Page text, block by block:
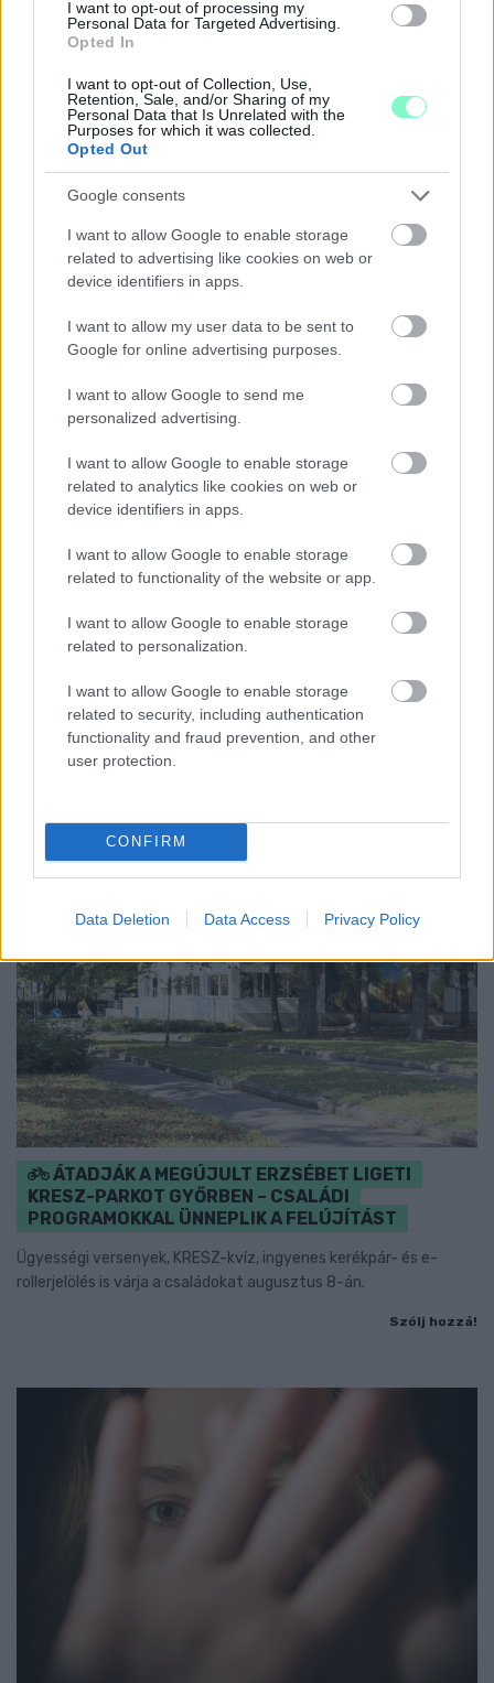
I want to opt-out of processing my
Personal Data for Targeted Advertising.
Opted In
I want to opt-out of Collection, Use,
Retention, Sale, and/or Sharing of my
Personal Data that Is Unrelated with the
Purposes for which it was collected.
Opted Out
Google consents
I want to allow Google to enable storage
related to advertising like cookies on web or
device identifiers in apps.
I want to allow my user data to be sent to
Google for online advertising purposes.
I want to allow Google to send me
personalized advertising.
I want to allow Google to enable storage
related to analytics like cookies on web or
device identifiers in apps.
I want to allow Google to enable storage
related to functionality of the website or app.
I want to allow Google to enable storage
related to personalization.
I want to allow Google to enable storage
related to security, including authentication
functionality and fraud prevention, and other
user protection.
CONFIRM
Data Deletion Data Access Privacy Policy
PERL, VÁRADI ÉS TANOH DEZ IS OTT VAN A FÉRFI
KOSÁRLABDA-VÁLOGATOTT SZŰKÍTETT
KERETÉBEN
Szólj hozzá!
BERUHÁZÁSI CSOMAGGAL ERŐSÍTIK
MAGYARORSZÁG ENERGIAELLÁTÁSÁT, MIKÖZBEN
Átfogó energetikai fejlesztési programot fogadott el a
kormány.
ÁTADJÁK A MEGÚJULT ERZSÉBET LIGETI
KRESZ-PARKOT GYŐRBEN – CSALÁDI
PROGRAMOKKAL ÜNNEPLIK A FELÚJÍTÁST
Ügyességi versenyek, KRESZ-kvíz, ingyenes kerékpár- és e-
rollerjelölés is várja a családokat augusztus 8-án.
Szólj hozzá!